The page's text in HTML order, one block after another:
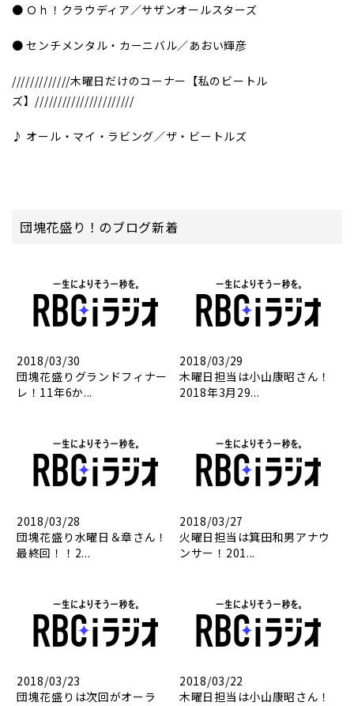
● Ｏｈ！クラウディア／サザンオールスターズ
● センチメンタル・カーニバル／あおい輝彦
/////////////木曜日だけのコーナー【私のビートル
ズ】//////////////////////
♪ オール・マイ・ラビング／ザ・ビートルズ
団塊花盛り！のブログ新着
2018/03/30
団塊花盛りグランドフィナー
レ！11年6か...
2018/03/29
木曜日担当は小山康昭さん！
2018年3月29...
2018/03/28
団塊花盛り水曜日＆章さん！
最終回！！2...
2018/03/27
火曜日担当は箕田和男アナウ
ンサー！201...
2018/03/23
団塊花盛りは次回がオーラ
2018/03/22
木曜日担当は小山康昭さん！